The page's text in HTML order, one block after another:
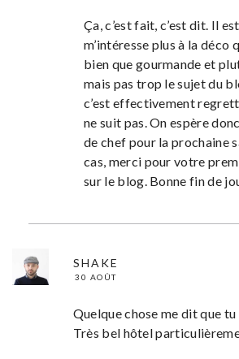
Ça, c’est fait, c’est dit. Il
m’intéresse plus à la déco
bien que gourmande et
mais pas trop le sujet du
c’est effectivement
ne suit pas. On espère
de chef pour la prochaine
cas, merci pour votre
sur le blog. Bonne fin de
SHAKE
30 AOÛT
Quelque chose me dit que
Très bel hôtel